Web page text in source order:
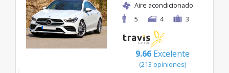
Aire acondicionado
5
4 3
9.66 Excelente
(213 opiniones)